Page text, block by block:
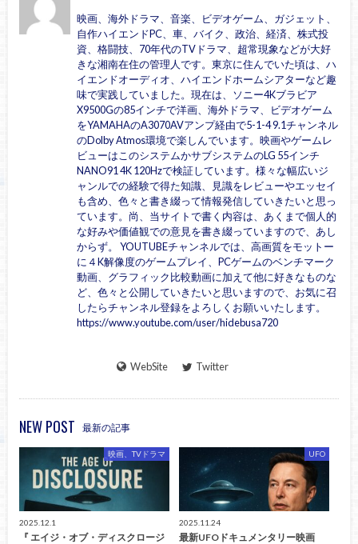
映画、海外ドラマ、音楽、ビデオゲーム、ガジェット、
自作ハイエンドPC、車、バイク、政治、経済、株式投
資、格闘技、70年代のTVドラマ、超常現象などが大好
きな湘南在住の管理人です。東京に住んでいた頃は、ハ
イエンドオーディオ、ハイエンドホームシアターなど趣
味で実践していました。現在は、ソニー4Kブラビア
X9500Gの85インチで洋画、海外ドラマ、ビデオゲーム
をYAMAHAのA3070AVアンプ経由で5-1-4 9.1チャンネル
のDolby Atmos環境で楽しんでいます。映画やゲームレ
ビューはこのシステムかサブシステムのLG 55インチ
NANO91 4K 120Hzで検証しています。様々な幅広いジ
ャンルでの経験で得た知識、見識をレビューやエッセイ
も含め、色々と書き綴って情報発信していきたいと思っ
ています。尚、当サイトで書く内容は、あくまで個人的
な好みや価値観での意見を書き綴っていますので、あし
からず。 YOUTUBEチャンネルでは、高画質をモットー
に４K解像度のゲームプレイ、PCゲームのベンチマーク
動画、グラフィック比較動画に加えて他に好きなものな
ど、色々と公開していきたいと思いますので、お気に召
したらチャンネル登録をよろしくお願いいたします。
https://www.youtube.com/user/hidebusa720
WebSite Twitter
NEW POST 最新の記事
映画、TVドラマ
2025.12.1
『 エイジ・オブ・ディスクロージ
UFO
2025.11.24
最新UFOドキュメンタリー映画